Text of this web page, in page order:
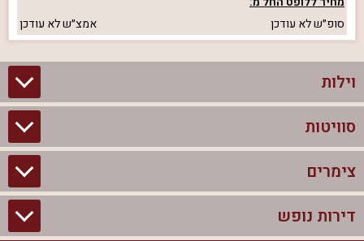
סופ״שלא עודכן אמצ״שלא עודכן
וילות
וילות בצפון
וילות להשכרה
סוויטות
סוויטות בצפון
צימרים לזוגות עם בריכה פרטית
צימרים
צימרים בצפון
דירות נופש